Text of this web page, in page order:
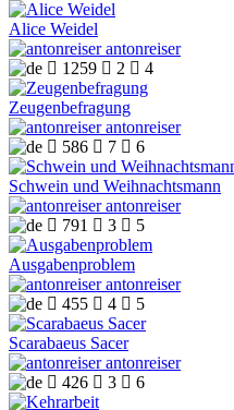
Alice Weidel
antonreiser
 1259  2  4
Zeugenbefragung
antonreiser
 586  7  6
Schwein und Weihnachtsmann
antonreiser
 791  3  5
Ausgabenproblem
antonreiser
 455  4  5
Scarabaeus Sacer
antonreiser
 426  3  6